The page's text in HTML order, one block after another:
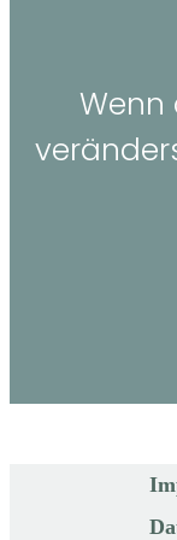
Wenn